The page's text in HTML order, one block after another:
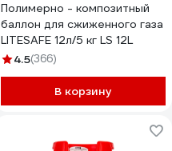
Полимерно - композитный
баллон для сжиженного газа
LITESAFE 12л/5 кг LS 12L
4.5(366)
В корзину